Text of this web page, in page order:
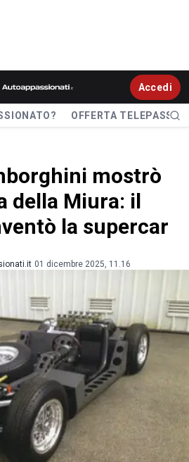
Accedi
OFFERTA TELEPASS
mostrò
della Miura: il
la supercar
01 dicembre 2025, 11.16